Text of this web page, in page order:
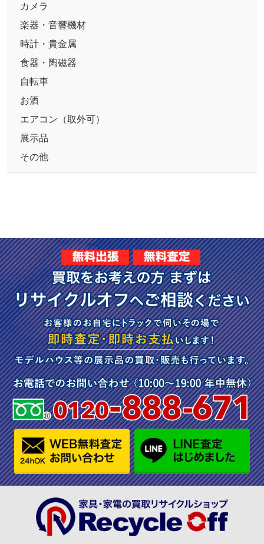
カメラ
楽器・音響機材
時計・貴金属
食器・陶磁器
自転車
お酒
エアコン（取外可）
展示品
その他